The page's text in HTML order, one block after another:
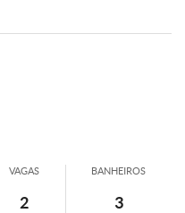
VAGAS
2
BANHEIROS
3